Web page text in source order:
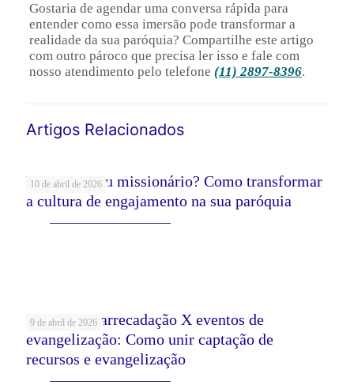
Gostaria de agendar uma conversa rápida para
entender como essa imersão pode transformar a
realidade da sua paróquia? Compartilhe este artigo
com outro pároco que precisa ler isso e fale com
nosso atendimento pelo telefone (11) 2897-8396.
Artigos Relacionados
10 de abril de 2026
Voluntário ou missionário? Como transformar
a cultura de engajamento na sua paróquia
9 de abril de 2026
Eventos de arrecadação X eventos de
evangelização: Como unir captação de
recursos e evangelização